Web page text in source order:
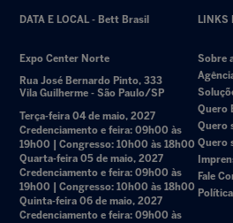
DATA E LOCAL - Bett Brasil
Expo Center Norte
Rua José Bernardo Pinto, 333
Vila Guilherme - São Paulo/SP
Terça-feira 04 de maio, 2027
Credenciamento e feira: 09h00 às
19h00 | Congresso: 10h00 às 18h00
Quarta-feira 05 de maio, 2027
Credenciamento e feira: 09h00 às
19h00 | Congresso: 10h00 às 18h00
Quinta-feira 06 de maio, 2027
Credenciamento e feira: 09h00 às
LINKS
Sobre
Quero
Quero
Quero
Fale